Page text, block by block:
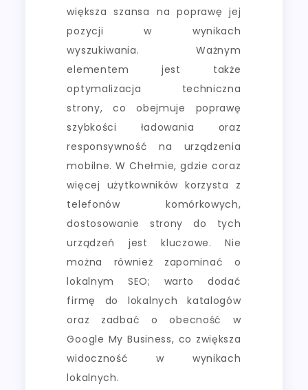
większa szansa na poprawę jej
pozycji w wynikach
wyszukiwania. Ważnym
elementem jest także
optymalizacja techniczna
strony, co obejmuje poprawę
szybkości ładowania oraz
responsywność na urządzenia
mobilne. W Chełmie, gdzie coraz
więcej użytkowników korzysta z
telefonów komórkowych,
dostosowanie strony do tych
urządzeń jest kluczowe. Nie
można również zapominać o
lokalnym SEO; warto dodać
firmę do lokalnych katalogów
oraz zadbać o obecność w
Google My Business, co zwiększa
widoczność w wynikach
lokalnych.